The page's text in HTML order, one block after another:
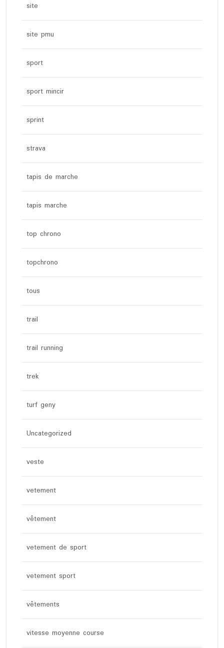
site
site pmu
sport
sport mincir
sprint
strava
tapis de marche
tapis marche
top chrono
topchrono
tous
trail
trail running
trek
turf geny
Uncategorized
veste
vetement
vêtement
vetement de sport
vetement sport
vêtements
vitesse moyenne course